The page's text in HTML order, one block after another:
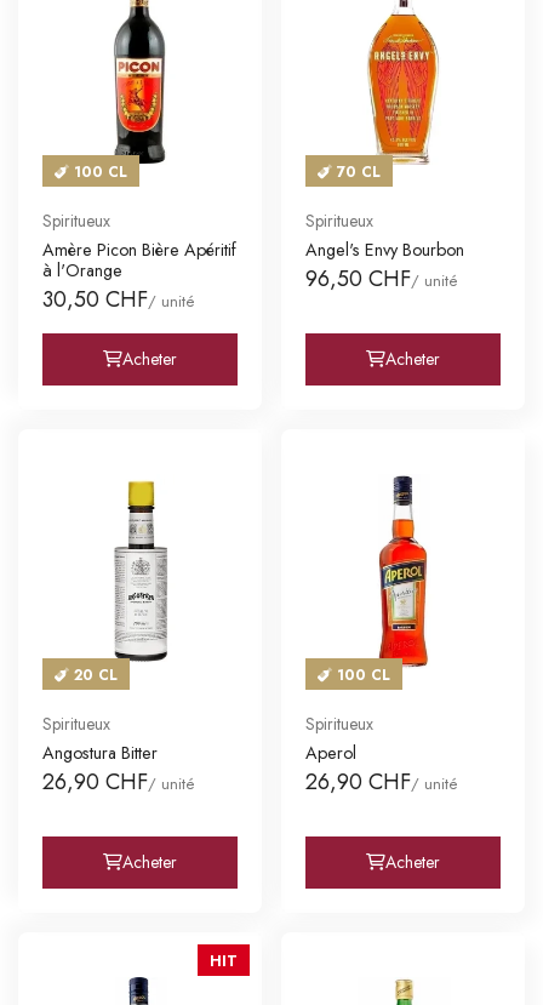
100 CL
Spiritueux
Amère Picon Bière Apéritif
à l'Orange
30,50 CHF/ unité
Acheter
70 CL
Spiritueux
Angel's Envy Bourbon
96,50 CHF/ unité
Acheter
20 CL
Spiritueux
Angostura Bitter
26,90 CHF/ unité
Acheter
100 CL
Spiritueux
Aperol
26,90 CHF/ unité
Acheter
HIT